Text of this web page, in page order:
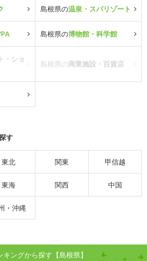
島根県の温泉・スパリゾート
島根県の博物館・科学館
・ショ
島根県の商業施設・百貨店
す
東北 関東 甲信越
東海 関西 中国
・沖縄
ングから探す【島根県】